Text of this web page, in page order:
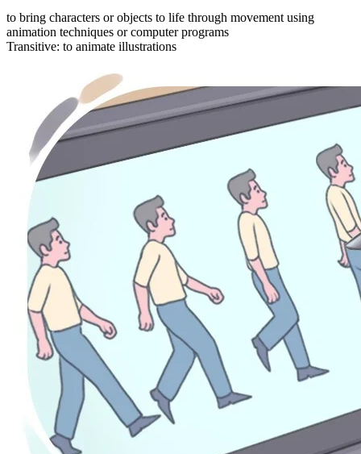
to bring characters or objects to life through movement using
animation techniques or computer programs
Transitive: to animate illustrations